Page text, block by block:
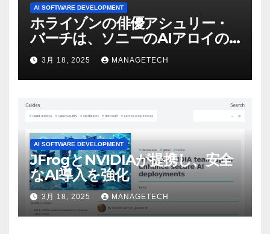
AI SOFTWARE DEVELOPMENT
ホライゾンの俳優アシュリー・
バーチは、ソニーのAIアロイの
ビデオを見て「ゲームパフォー
マンスという芸術形式に不安を
感じた」と語る – IGN
3月 18, 2025 MANAGETECH
AI SOFTWARE DEVELOPMENT
JFrogとNVIDIAが提携し、安全
なAI導入を強化
3月 18, 2025 MANAGETECH